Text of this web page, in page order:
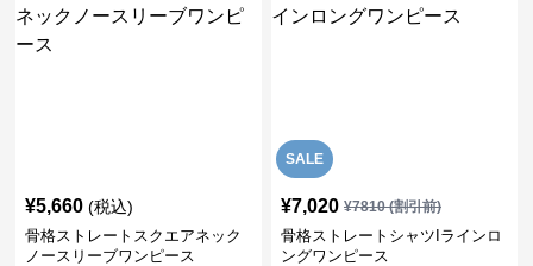
¥5,660 (税込)
骨格ストレートスクエアネック
ノースリーブワンピース
SALE
¥7,020 ¥7810(割引前)
骨格ストレートシャツIラインロ
ングワンピース